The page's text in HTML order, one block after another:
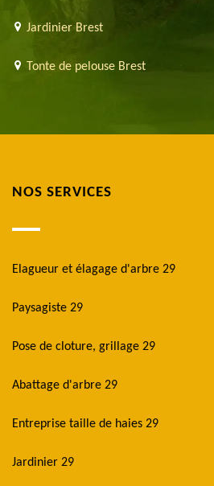
Jardinier Brest
Tonte de pelouse Brest
NOS SERVICES
Elagueur et élagage d'arbre 29
Paysagiste 29
Pose de cloture, grillage 29
Abattage d'arbre 29
Entreprise taille de haies 29
Jardinier 29